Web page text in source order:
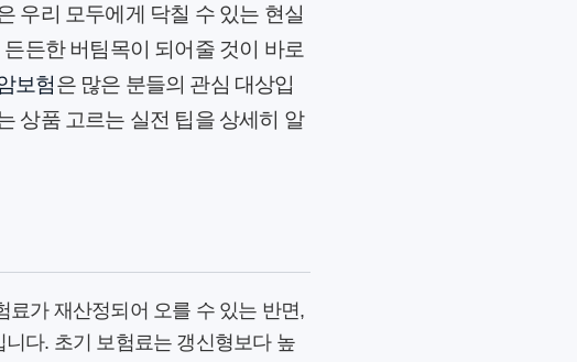
우리 모두에게 닥칠 수 있는 현실
든한 버팀목이 되어줄 것이 바로
보험은 많은 분들의 관심 대상입
상품 고르는 실전 팁을 상세히 알
가 재산정되어 오를 수 있는 반면,
다. 초기 보험료는 갱신형보다 높